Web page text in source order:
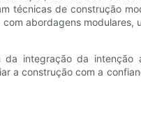
técnicas de construção
abordagens modulares,
integração da intenção
a construção com a